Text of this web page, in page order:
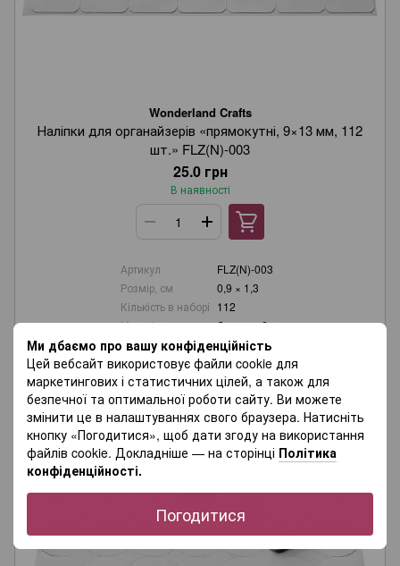
Ми дбаємо про вашу конфіденційність
Цей вебсайт використовує файли cookie для
маркетингових і статистичних цілей, а також для
безпечної та оптимальної роботи сайту. Ви можете
змінити це в налаштуваннях свого браузера. Натисніть
кнопку «Погодитися», щоб дати згоду на використання
файлів cookie. Докладніше — на сторінці Політика
конфіденційності.
Погодитися
Wonderland Crafts
Наліпки для органайзерів «прямокутні, 9×13 мм, 112
шт.» FLZ(N)-003
25.0 грн
В наявності
Артикул
FLZ(N)-003
Розмір, см
0,9 × 1,3
Кількість в наборі 112
Матеріал
Самоклейка